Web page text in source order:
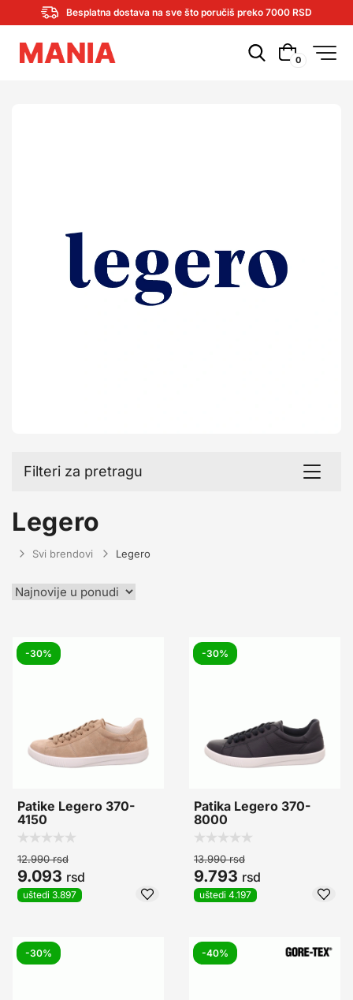
Besplatna dostava na sve što poručiš preko 7000 RSD
0
Toggle
Filteri za pretragu
Legero
Svi brendovi Legero
-30%
Patike Legero 370-
4150
12.990rsd
9.093 rsd
uštedi 3.897
-30%
Patika Legero 370-
8000
13.990rsd
9.793 rsd
uštedi 4.197
-30% -40%